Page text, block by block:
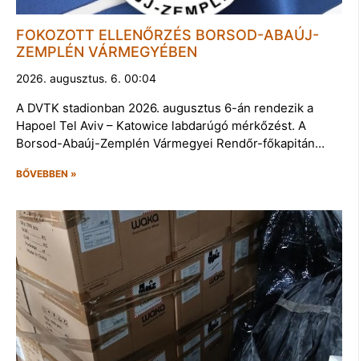
FOKOZOTT ELLENŐRZÉS BORSOD-ABAÚJ-
ZEMPLÉN VÁRMEGYÉBEN
2026. augusztus. 6. 00:04
A DVTK stadionban 2026. augusztus 6-án rendezik a
Hapoel Tel Aviv – Katowice labdarúgó mérkőzést. A
Borsod-Abaúj-Zemplén Vármegyei Rendőr-főkapitán…
BŐVEBBEN »